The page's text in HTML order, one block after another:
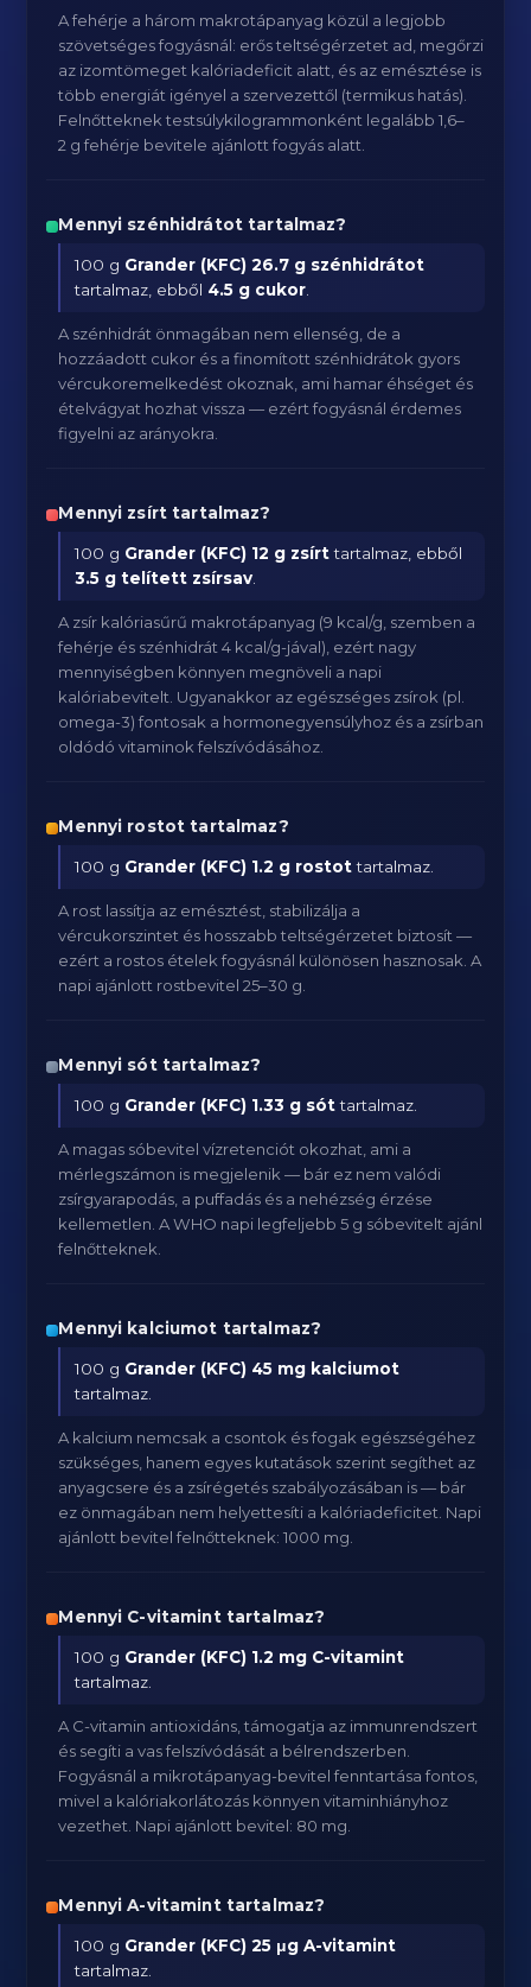
A fehérje a három makrotápanyag közül a legjobb
szövetséges fogyásnál: erős teltségérzetet ad, megőrzi
az izomtömeget kalóriadeficit alatt, és az emésztése is
több energiát igényel a szervezettől (termikus hatás).
Felnőtteknek testsúlykilogrammonként legalább 1,6–
2 g fehérje bevitele ajánlott fogyás alatt.
Mennyi szénhidrátot tartalmaz?
100 g Grander (KFC) 26.7 g szénhidrátot
tartalmaz, ebből 4.5 g cukor
A szénhidrát önmagában nem ellenség, de a
hozzáadott cukor és a finomított szénhidrátok gyors
vércukoremelkedést okoznak, ami hamar éhséget és
ételvágyat hozhat vissza — ezért fogyásnál érdemes
figyelni az arányokra.
Mennyi zsírt tartalmaz?
100 g Grander (KFC) 12 g zsírttartalmaz, ebből
3.5 g telített zsírsav
A zsír kalóriasűrű makrotápanyag (9 kcal/g, szemben a
fehérje és szénhidrát 4 kcal/g-jával), ezért nagy
mennyiségben könnyen megnöveli a napi
kalóriabevitelt. Ugyanakkor az egészséges zsírok (pl.
omega-3) fontosak a hormonegyensúlyhoz és a zsírban
oldódó vitaminok felszívódásához.
Mennyi rostot tartalmaz?
100 g Grander (KFC) 1.2 g rostottartalmaz.
A rost lassítja az emésztést, stabilizálja a
vércukorszintet és hosszabb teltségérzetet biztosít —
ezért a rostos ételek fogyásnál különösen hasznosak. A
napi ajánlott rostbevitel 25–30 g.
Mennyi sót tartalmaz?
100 g Grander (KFC) 1.33 g sóttartalmaz.
A magas sóbevitel vízretenciót okozhat, ami a
mérlegszámon is megjelenik — bár ez nem valódi
zsírgyarapodás, a puffadás és a nehézség érzése
kellemetlen. A WHO napi legfeljebb 5 g sóbevitelt ajánl
felnőtteknek.
Mennyi kalciumot tartalmaz?
100 g Grander (KFC) 45 mg kalciumot
tartalmaz.
A kalcium nemcsak a csontok és fogak egészségéhez
szükséges, hanem egyes kutatások szerint segíthet az
anyagcsere és a zsírégetés szabályozásában is — bár
ez önmagában nem helyettesíti a kalóriadeficitet. Napi
ajánlott bevitel felnőtteknek: 1000 mg.
Mennyi C-vitamint tartalmaz?
100 g Grander (KFC) 1.2 mg C-vitamint
tartalmaz.
A C-vitamin antioxidáns, támogatja az immunrendszert
és segíti a vas felszívódását a bélrendszerben.
Fogyásnál a mikrotápanyag-bevitel fenntartása fontos,
mivel a kalóriakorlátozás könnyen vitaminhiányhoz
vezethet. Napi ajánlott bevitel: 80 mg.
Mennyi A-vitamint tartalmaz?
100 g Grander (KFC) 25 μg A-vitamint
tartalmaz.